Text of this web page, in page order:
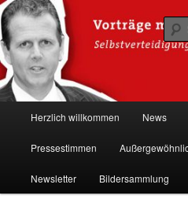
Zum
primären
Inhalt
springenRalf Schmitz:
Hackervorträge
Shows
Hacker-Vorträge, Tauchen Sie ein in
Schmitz. Erleben Sie Live-Hacking,
schützen Sie sich effektiv.
Herzlich willkommen News
Pressestimmen
Newsletter Bildersammlung